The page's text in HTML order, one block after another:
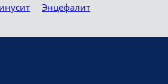
Энцефалит